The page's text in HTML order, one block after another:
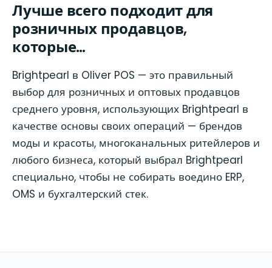
Лучше всего подходит для
розничных продавцов,
которые…
Brightpearl в Oliver POS — это правильный
выбор для розничных и оптовых продавцов
среднего уровня, использующих Brightpearl в
качестве основы своих операций — брендов
моды и красоты, многоканальных ритейлеров и
любого бизнеса, который выбрал Brightpearl
специально, чтобы не собирать воедино ERP,
OMS и бухгалтерский стек.